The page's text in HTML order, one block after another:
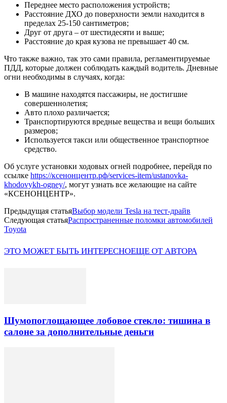
Переднее место расположения устройств;
Расстояние ДХО до поверхности земли находится в
пределах 25-150 сантиметров;
Друг от друга – от шестидесяти и выше;
Расстояние до края кузова не превышает 40 см.
Что также важно, так это сами правила, регламентируемые
ПДД, которые должен соблюдать каждый водитель. Дневные
огни необходимы в случаях, когда:
В машине находятся пассажиры, не достигшие
совершеннолетия;
Авто плохо различается;
Транспортируются вредные вещества и вещи больших
размеров;
Используется такси или общественное транспортное
средство.
Об услуге установки ходовых огней подробнее, перейдя по
ссылке https://ксенонцентр.рф/services-item/ustanovka-
khodovykh-ogney/, могут узнать все желающие на сайте
«КСЕНОНЦЕНТР».
Предыдущая статьяВыбор модели Tesla на тест-драйв
Следующая статьяРаспространенные поломки автомобилей
Toyota
ЭТО МОЖЕТ БЫТЬ ИНТЕРЕСНОЕЩЕ ОТ АВТОРА
Шумопоглощающее лобовое стекло: тишина в
салоне за дополнительные деньги